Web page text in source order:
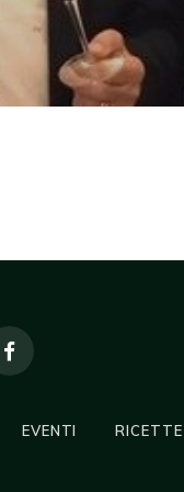
EVENTI RICETTE